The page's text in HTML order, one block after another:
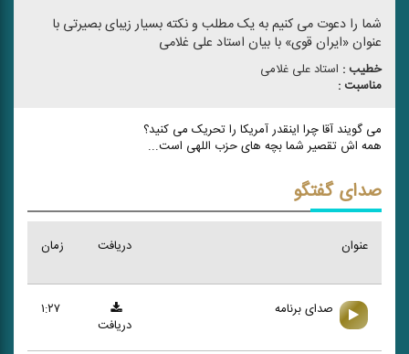
شما را دعوت می کنیم به یک مطلب و نکته بسیار زیبای بصیرتی با
عنوان «ایران قوی» با بیان استاد علی غلامی
خطیب : استاد علی غلامی
مناسبت :
می گویند آقا چرا اینقدر آمریکا را تحریک می کنید؟
همه اش تقصیر شما بچه های حزب اللهی است...
صدای گفتگو
عنوان زمان دریافت
صدای برنامه
۱:۲۷
دریافت